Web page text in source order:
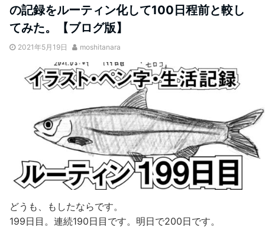
の記録をルーティン化して100日程前と較し
てみた。【ブログ版】
2021年5月19日 moshitanara
どうも、もしたならです。
199日目。連続190日目です。明日で200日です。